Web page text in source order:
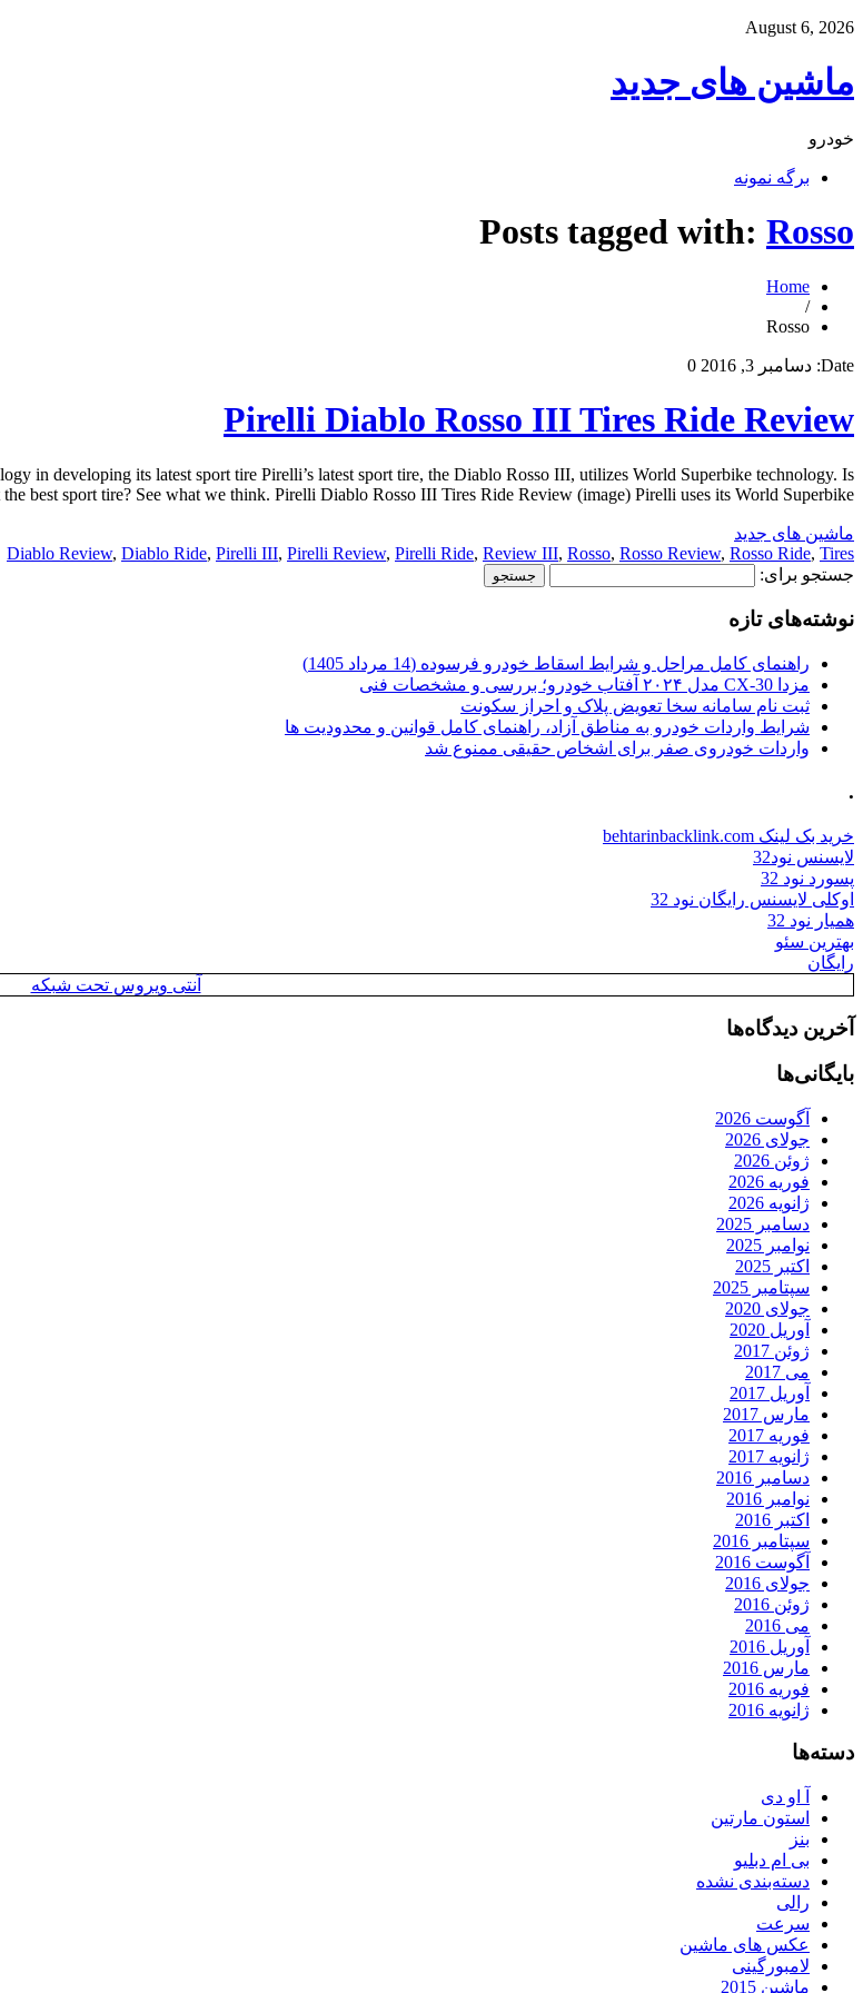
August 6, 2026
ماشین های جدید
خودرو
برگه نمونه
Posts tagged with: Rosso
Home
/
Rosso
Date: دسامبر 3, 2016 0
Pirelli Diablo Rosso III Tires Ride Review
in developing its latest sport tire Pirelli’s latest sport tire, the Diablo Rosso III, utilizes World Superbike technology. Is
the best sport tire? See what we think. Pirelli Diablo Rosso III Tires Ride Review (image) Pirelli uses its World Superbike […]
ماشین های جدید
Diablo Review, Diablo Ride, Pirelli III, Pirelli Review, Pirelli Ride, Review III, Rosso, Rosso Review, Rosso Ride, Tires
جستجو برای:
نوشته‌های تازه
راهنمای کامل مراحل و شرایط اسقاط خودرو فرسوده (14 مرداد 1405)
مزدا CX-30 مدل ۲۰۲۴ آفتاب خودرو؛ بررسی و مشخصات فنی
ثبت نام سامانه سخا تعویض پلاک و احراز سکونت
شرایط واردات خودرو به مناطق آزاد، راهنمای کامل قوانین و محدودیت ها
واردات خودروی صفر برای اشخاص حقیقی ممنوع شد
.
خرید بک لینک behtarinbacklink.com
لایسنس نود32
پسورد نود 32
اوکلی لایسنس رایگان نود 32
همیار نود 32
بهترین سئو
رایگان
آنتی ویروس تحت شبکه
آخرین دیدگاه‌ها
بایگانی‌ها
آگوست 2026
جولای 2026
ژوئن 2026
فوریه 2026
ژانویه 2026
دسامبر 2025
نوامبر 2025
اکتبر 2025
سپتامبر 2025
جولای 2020
آوریل 2020
ژوئن 2017
می 2017
آوریل 2017
مارس 2017
فوریه 2017
ژانویه 2017
دسامبر 2016
نوامبر 2016
اکتبر 2016
سپتامبر 2016
آگوست 2016
جولای 2016
ژوئن 2016
می 2016
آوریل 2016
مارس 2016
فوریه 2016
ژانویه 2016
دسته‌ها
آ او دی
استون مارتین
بنز
بی ام دبلیو
دسته‌بندی نشده
رالی
سرعت
عکس های ماشین
لامبورگینی
ماشین 2015